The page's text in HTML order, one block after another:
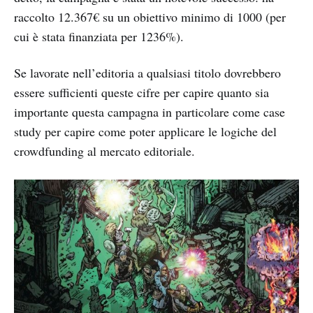
raccolto 12.367€ su un obiettivo minimo di 1000 (per
cui è stata finanziata per 1236%).
Se lavorate nell’editoria a qualsiasi titolo dovrebbero
essere sufficienti queste cifre per capire quanto sia
importante questa campagna in particolare come case
study per capire come poter applicare le logiche del
crowdfunding al mercato editoriale.